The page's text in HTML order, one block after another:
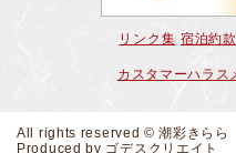
リンク集 宿泊約款
カスタマーハラス
All rights reserved © 潮彩きら
Produced by ゴデスクリエイト